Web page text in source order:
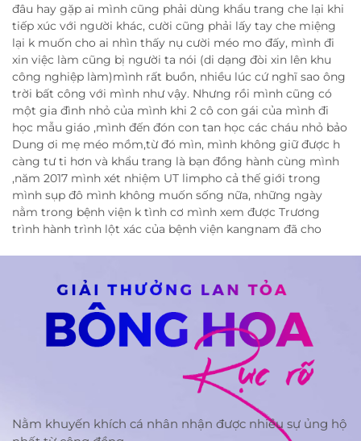
đâu hay gặp ai mình cũng phải dùng khẩu trang che lại khi
tiếp xúc với người khác, cười cũng phải lấy tay che miệng
lại k muốn cho ai nhìn thấy nụ cười méo mo đấy, mình đi
xin việc làm cũng bị người ta nói (di dạng đòi xin lên khu
công nghiệp làm)mình rất buồn, nhiều lúc cứ nghĩ sao ông
trời bất công với mình như vậy. Nhưng rồi mình cũng có
một gia đình nhỏ của mình khi 2 cô con gái của mình đi
học mẫu giáo ,mình đến đón con tan học các cháu nhỏ bảo
Dung ơi mẹ méo mồm,từ đó mìn, mình không giữ được h
càng tư ti hơn và khẩu trang là bạn đồng hành cùng mình
,năm 2017 mình xét nhiệm UT limpho cả thế giới trong
mình sụp đô mình không muốn sống nữa, những ngày
nằm trong bệnh viện k tình cơ mình xem được Trương
trình hành trình lột xác của bệnh viện kangnam đã cho
với bệnh tật đã để trở về với các con .ngày 1-10-2023 bệnh
viện khangnam mở chi nhánh ở Hải Phòng mình mạnh dan
đến đó gặp bác sĩ để được tư vấn về tình trạng sức khỏe và
chi phí phẫu thuật, nhưng số tiền chi phí quá cao mình
không còn đủ sức nữa, mình được một bác sĩ nữ rất ân cần
tư vấn và động viên mình, mình không nhớ tên bạn bác sĩ
đó nhưng thật lòng cảm ơn bạn ấy rất nhiều bạn ấy bảo
mình chị không đủ điều kiện chị hãy mạnh rạn đăng ký
hành trình lột xác mùa sau biết đâu chị e mình lại có cơ
duyên ngăp nhau. Lời động viên của bạn ấy lúc nào cũng
Nằm khuyến khích cá nhân nhận được nhiều sự ủng hộ